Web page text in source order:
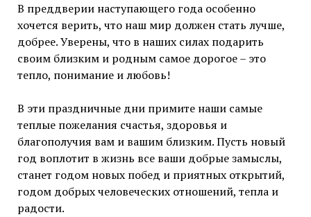
В преддверии наступающего года особенно
хочется верить, что наш мир должен стать лучше,
добрее. Уверены, что в наших силах подарить
своим близким и родным самое дорогое – это
тепло, понимание и любовь!
В эти праздничные дни примите наши самые
теплые пожелания счастья, здоровья и
благополучия вам и вашим близким. Пусть новый
год воплотит в жизнь все ваши добрые замыслы,
станет годом новых побед и приятных открытий,
годом добрых человеческих отношений, тепла и
радости.